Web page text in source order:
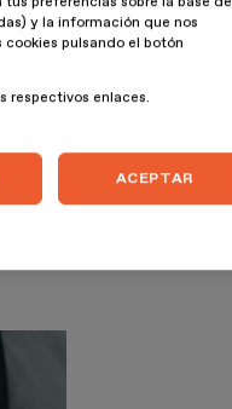
y
la
y la información que nos
pulsando el botón
respectivos enlaces.
ACEPTAR